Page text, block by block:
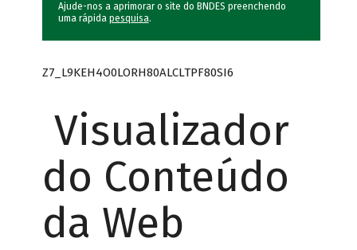
Ajude-nos a aprimorar o site do BNDES preenchendo
uma rápida pesquisa.
Z7_L9KEH4O0LORH80ALCLTPF80SI6
Visualizador
do Conteúdo
da Web